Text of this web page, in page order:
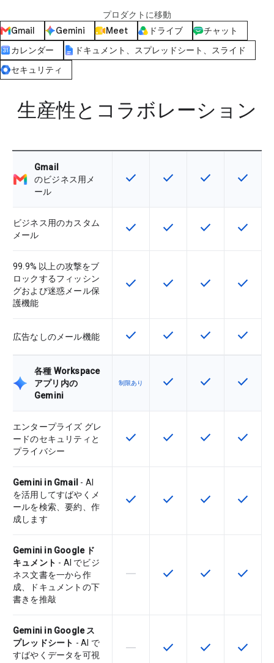
プロダクトに移動
Gmail
Gemini Meet ドライブ
チャット
カレンダー
ドキュメント、スプレッドシート、スライド
セキュリティ
生産性とコラボレーション
Gmail
のビジネス用メ
ール
この機能は該当の SKU で利用で
check この機能は該当の SKU
check この機能は該当
check この機
check
ビジネス用のカスタム
メール
この機能は該当の SKU で利用で
check この機能は該当の SKU
check この機能は該当
check この機
check
99.9% 以上の攻撃をブ
ロックするフィッシン
グおよび迷惑メール保
護機能
この機能は該当の SKU で利用で
check この機能は該当の SKU
check この機能は該当
check この機
check
広告なしのメール機能 この機能は該当の SKU で利用で
check この機能は該当の SKU
check この機能は該当
check この機
check
各種 Workspace
アプリ内の
Gemini
制限あり この機能は該当の SKU
check この機能は該当
check この機
check
エンタープライズ グレ
ードのセキュリティと
プライバシー
この機能は該当の SKU で利用で
check この機能は該当の SKU
check この機能は該当
check この機
check
Gemini in Gmail - AI
を活用してすばやくメ
ールを検索、要約、作
成します
この機能は該当の SKU で利用で
check この機能は該当の SKU
check この機能は該当
check この機
check
Gemini in Google ド
キュメント - AI でビジ
ネス文書を一から作
成、ドキュメントの下
書きを推敲
この機能は該当の SKU でサポー
horizontal_rule この機能は該当の SKU
check この機能は該当
check この機
check
Gemini in Google ス
プレッドシート - AI で
すばやくデータを可視
この機能は該当の SKU でサポー
horizontal_rule この機能は該当の SKU
check この機能は該当
check この機
check